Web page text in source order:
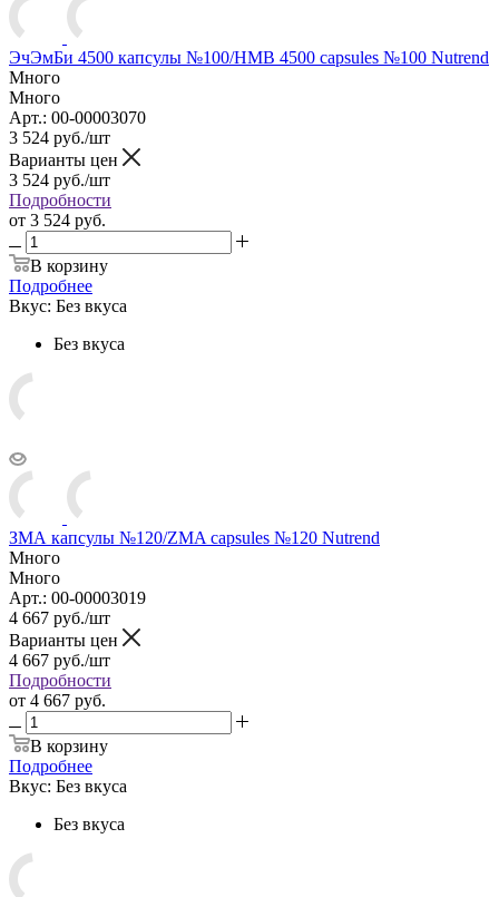
ЭчЭмБи 4500 капсулы №100/HMB 4500 capsules №100 Nutrend
Много
Много
Арт.: 00-00003070
3 524 руб./шт
Варианты цен
3 524 руб./шт
Подробности
от 3 524 руб.
В корзину
Подробнее
Вкус: Без вкуса
Без вкуса
ЗМА капсулы №120/ZMA capsules №120 Nutrend
Много
Много
Арт.: 00-00003019
4 667 руб./шт
Варианты цен
4 667 руб./шт
Подробности
от 4 667 руб.
В корзину
Подробнее
Вкус: Без вкуса
Без вкуса